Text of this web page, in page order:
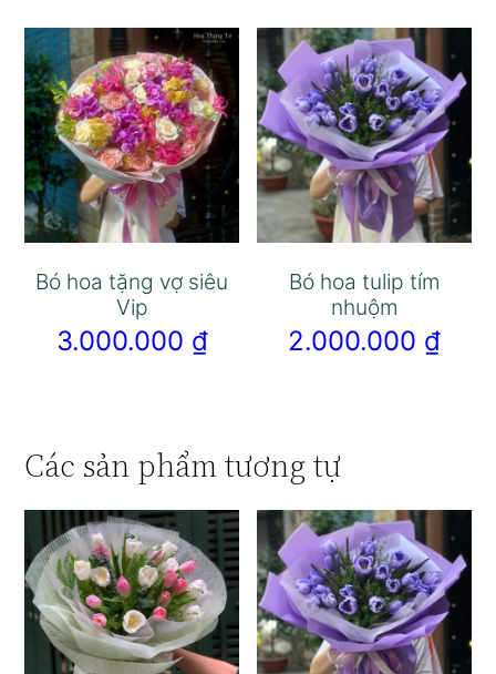
Bó hoa tặng vợ siêu
Vip
3.000.000 ₫
Bó hoa tulip tím
nhuộm
2.000.000 ₫
Các sản phẩm tương tự